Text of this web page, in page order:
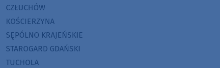
CZŁUCHÓW
KOŚCIERZYNA
SĘPÓLNO KRAJEŃSKIE
STAROGARD GDAŃSKI
TUCHOLA